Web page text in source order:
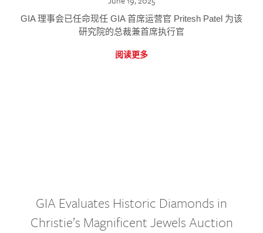
GIA 理事会已任命现任 GIA 首席运营官 Pritesh Patel 为该
研究院的总裁兼首席执行官
阅读更多
GIA Evaluates Historic Diamonds in
Christie’s Magnificent Jewels Auction